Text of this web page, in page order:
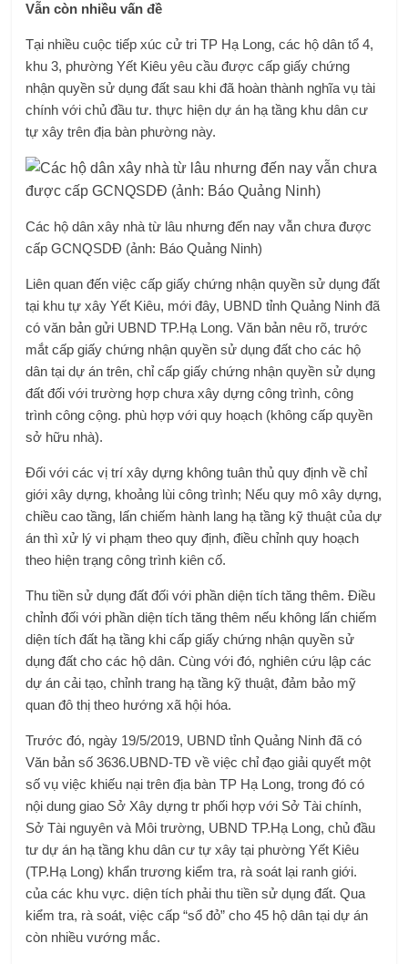
Vẫn còn nhiều vấn đề
Tại nhiều cuộc tiếp xúc cử tri TP Hạ Long, các hộ dân tổ 4,
khu 3, phường Yết Kiêu yêu cầu được cấp giấy chứng
nhận quyền sử dụng đất sau khi đã hoàn thành nghĩa vụ tài
chính với chủ đầu tư. thực hiện dự án hạ tầng khu dân cư
tự xây trên địa bàn phường này.
Các hộ dân xây nhà từ lâu nhưng đến nay vẫn chưa được
cấp GCNQSDĐ (ảnh: Báo Quảng Ninh)
Liên quan đến việc cấp giấy chứng nhận quyền sử dụng đất
tại khu tự xây Yết Kiêu, mới đây, UBND tỉnh Quảng Ninh đã
có văn bản gửi UBND TP.Hạ Long. Văn bản nêu rõ, trước
mắt cấp giấy chứng nhận quyền sử dụng đất cho các hộ
dân tại dự án trên, chỉ cấp giấy chứng nhận quyền sử dụng
đất đối với trường hợp chưa xây dựng công trình, công
trình công cộng. phù hợp với quy hoạch (không cấp quyền
sở hữu nhà).
Đối với các vị trí xây dựng không tuân thủ quy định về chỉ
giới xây dựng, khoảng lùi công trình; Nếu quy mô xây dựng,
chiều cao tầng, lấn chiếm hành lang hạ tầng kỹ thuật của dự
án thì xử lý vi phạm theo quy định, điều chỉnh quy hoạch
theo hiện trạng công trình kiên cố.
Thu tiền sử dụng đất đối với phần diện tích tăng thêm. Điều
chỉnh đối với phần diện tích tăng thêm nếu không lấn chiếm
diện tích đất hạ tầng khi cấp giấy chứng nhận quyền sử
dụng đất cho các hộ dân. Cùng với đó, nghiên cứu lập các
dự án cải tạo, chỉnh trang hạ tầng kỹ thuật, đảm bảo mỹ
quan đô thị theo hướng xã hội hóa.
Trước đó, ngày 19/5/2019, UBND tỉnh Quảng Ninh đã có
Văn bản số 3636.UBND-TĐ về việc chỉ đạo giải quyết một
số vụ việc khiếu nại trên địa bàn TP Hạ Long, trong đó có
nội dung giao Sở Xây dựng tr phối hợp với Sở Tài chính,
Sở Tài nguyên và Môi trường, UBND TP.Hạ Long, chủ đầu
tư dự án hạ tầng khu dân cư tự xây tại phường Yết Kiêu
(TP.Hạ Long) khẩn trương kiểm tra, rà soát lại ranh giới.
của các khu vực. diện tích phải thu tiền sử dụng đất. Qua
kiểm tra, rà soát, việc cấp “sổ đỏ” cho 45 hộ dân tại dự án
còn nhiều vướng mắc.